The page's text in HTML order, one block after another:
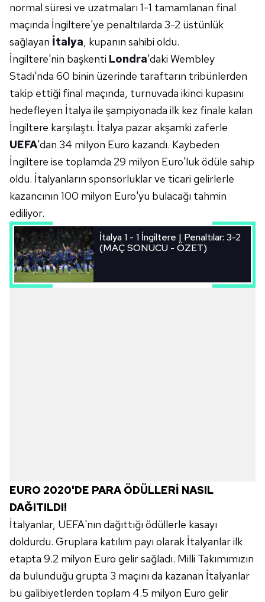
normal süresi ve uzatmaları 1-1 tamamlanan final
maçında İngiltere'ye penaltılarda 3-2 üstünlük
sağlayan İtalya, kupanın sahibi oldu.
İngiltere'nin başkenti Londra'daki Wembley
Stadı'nda 60 binin üzerinde taraftarın tribünlerden
takip ettiği final maçında, turnuvada ikinci kupasını
hedefleyen İtalya ile şampiyonada ilk kez finale kalan
İngiltere karşılaştı. İtalya pazar akşamki zaferle
UEFA'dan 34 milyon Euro kazandı. Kaybeden
İngiltere ise toplamda 29 milyon Euro'luk ödüle sahip
oldu. İtalyanların sponsorluklar ve ticari gelirlerle
kazancının 100 milyon Euro'yu bulacağı tahmin
ediliyor.
İtalya 1 - 1 İngiltere | Penaltılar: 3-2
(MAÇ SONUCU - ÖZET)
EURO 2020'DE PARA ÖDÜLLERİ NASIL
DAĞITILDI!
İtalyanlar, UEFA'nın dağıttığı ödüllerle kasayı
doldurdu. Gruplara katılım payı olarak İtalyanlar ilk
etapta 9.2 milyon Euro gelir sağladı. Milli Takımımızın
da bulunduğu grupta 3 maçını da kazanan İtalyanlar
bu galibiyetlerden toplam 4.5 milyon Euro gelir